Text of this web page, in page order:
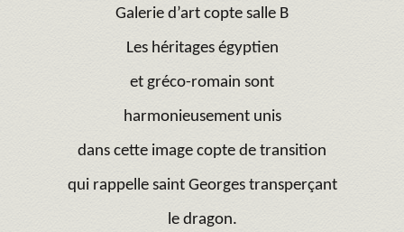
Galerie d’art copte salle B
Les héritages égyptien
et gréco-romain sont
harmonieusement unis
dans cette image copte de transition
qui rappelle saint Georges transperçant
le dragon.